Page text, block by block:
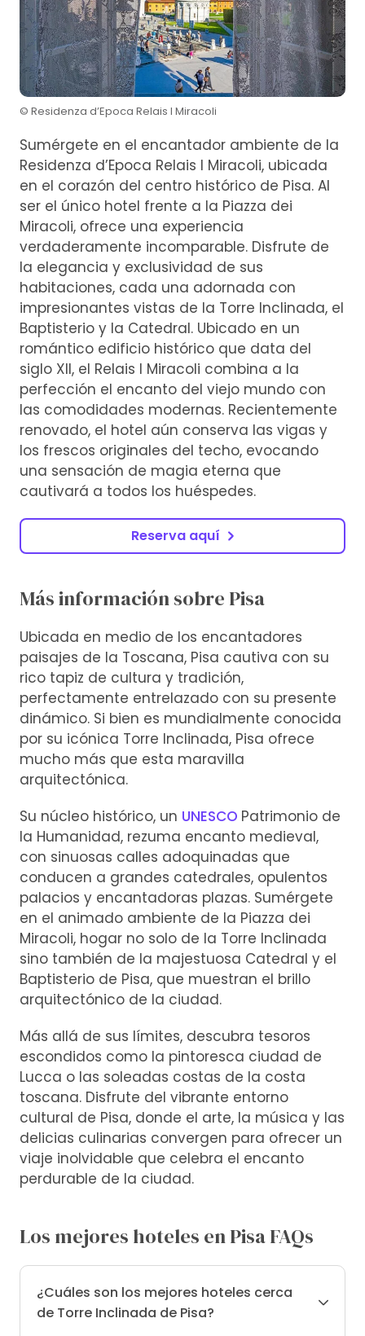
© Residenza d’Epoca Relais I Miracoli
Sumérgete en el encantador ambiente de la
Residenza d’Epoca Relais I Miracoli, ubicada
en el corazón del centro histórico de Pisa. Al
ser el único hotel frente a la Piazza dei
Miracoli, ofrece una experiencia
verdaderamente incomparable. Disfrute de
la elegancia y exclusividad de sus
habitaciones, cada una adornada con
impresionantes vistas de la Torre Inclinada, el
Baptisterio y la Catedral. Ubicado en un
romántico edificio histórico que data del
siglo XII, el Relais I Miracoli combina a la
perfección el encanto del viejo mundo con
las comodidades modernas. Recientemente
renovado, el hotel aún conserva las vigas y
los frescos originales del techo, evocando
una sensación de magia eterna que
cautivará a todos los huéspedes.
Reserva aquí
Más información sobre Pisa
Ubicada en medio de los encantadores
paisajes de la Toscana, Pisa cautiva con su
rico tapiz de cultura y tradición,
perfectamente entrelazado con su presente
dinámico. Si bien es mundialmente conocida
por su icónica Torre Inclinada, Pisa ofrece
mucho más que esta maravilla
arquitectónica.
Su núcleo histórico, un UNESCO Patrimonio de
la Humanidad, rezuma encanto medieval,
con sinuosas calles adoquinadas que
conducen a grandes catedrales, opulentos
palacios y encantadoras plazas. Sumérgete
en el animado ambiente de la Piazza dei
Miracoli, hogar no solo de la Torre Inclinada
sino también de la majestuosa Catedral y el
Baptisterio de Pisa, que muestran el brillo
arquitectónico de la ciudad.
Más allá de sus límites, descubra tesoros
escondidos como la pintoresca ciudad de
Lucca o las soleadas costas de la costa
toscana. Disfrute del vibrante entorno
cultural de Pisa, donde el arte, la música y las
delicias culinarias convergen para ofrecer un
viaje inolvidable que celebra el encanto
perdurable de la ciudad.
Los mejores hoteles en Pisa FAQs
¿Cuáles son los mejores hoteles cerca
de Torre Inclinada de Pisa?